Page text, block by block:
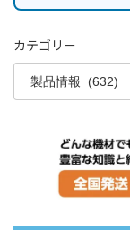
カテゴリー